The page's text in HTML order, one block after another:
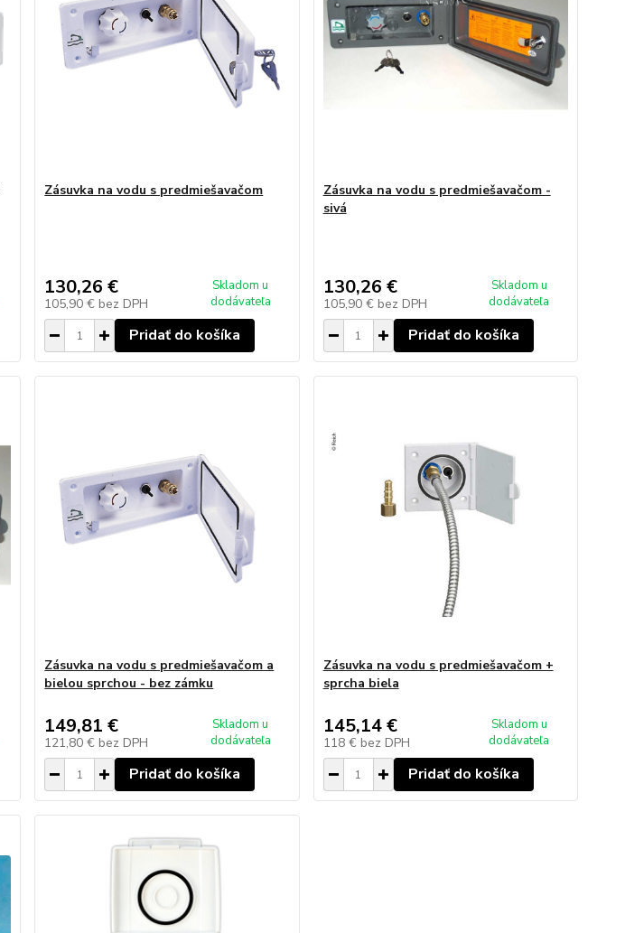
Zásuvka na vodu s predmiešavačom
130,26 €
105,90 € bez DPH
Skladom u
dodávateľa
Pridať do košíka
Zásuvka na vodu s predmiešavačom -
sivá
130,26 €
105,90 € bez DPH
Skladom u
dodávateľa
Pridať do košíka
Zásuvka na vodu s predmiešavačom a
bielou sprchou - bez zámku
149,81 €
121,80 € bez DPH
Skladom u
dodávateľa
Pridať do košíka
Zásuvka na vodu s predmiešavačom +
sprcha biela
145,14 €
118 € bez DPH
Skladom u
dodávateľa
Pridať do košíka